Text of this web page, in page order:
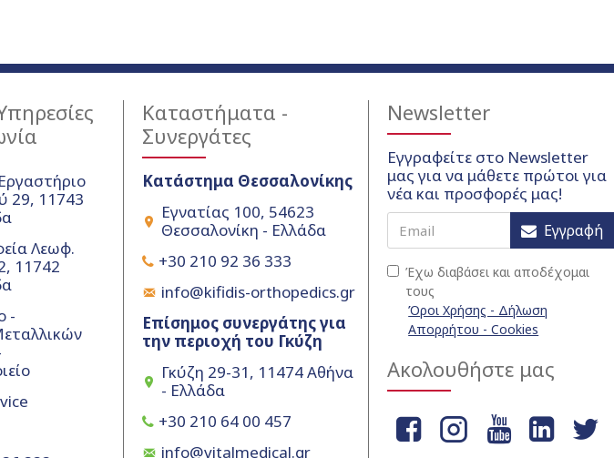
29, 11743
Λεωφ.
11742
-
Καταστήματα -
Συνεργάτες
Κατάστημα Θεσσαλονίκης
Εγνατίας 100, 54623
Θεσσαλονίκη - Ελλάδα
+30 210 92 36 333
info@kifidis-orthopedics.gr
Επίσημος συνεργάτης για
την περιοχή του Γκύζη
Γκύζη 29-31, 11474 Αθήνα
- Ελλάδα
+30 210 64 00 457
info@vitalmedical.gr
Newsletter
Εγγραφείτε στο Newsletter
μας για να μάθετε πρώτοι για
νέα και προσφορές μας!
Εγγραφή
Έχω διαβάσει και αποδέχομαι
τους
Όροι Χρήσης - Δήλωση
Απορρήτου - Cookies
Ακολουθήστε μας